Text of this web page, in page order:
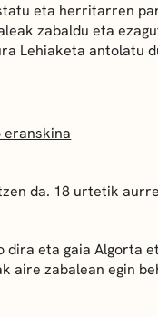
eta herritarren
zabaldu eta
Lehiaketa antolatu
eranskina
da. 18 urtetik
dira eta gaia Algorta
aire zabalean egin